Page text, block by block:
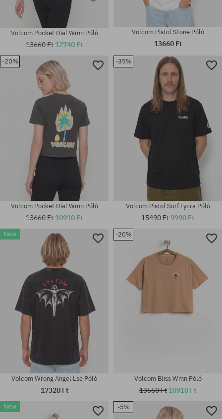
Elérhető méretek:
M; L; XL; XXL
Elérhető méretek:
XS; S; M; L; XL
Elérhető méretek:
XS; S; M; L; XL
Volcom Pocket Dial Wmn Póló
13660 Ft 12740 Ft
Elérhető méretek:
Volcom Pistol Stone Póló
13660 Ft
-20%
Volcom Pocket Dial Wmn Póló
13660 Ft 10910 Ft
-35%
Volcom Pistol Surf Lycra Póló
15490 Ft9990 Ft
New
Volcom Wrong Angel Lse Póló
17320 Ft
-20%
Volcom Bliss Wmn Póló
13660 Ft 10910 Ft
New -5%